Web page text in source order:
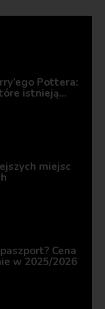
Pottera:
istnieją…
miejsc
Cena
w 2025/2026